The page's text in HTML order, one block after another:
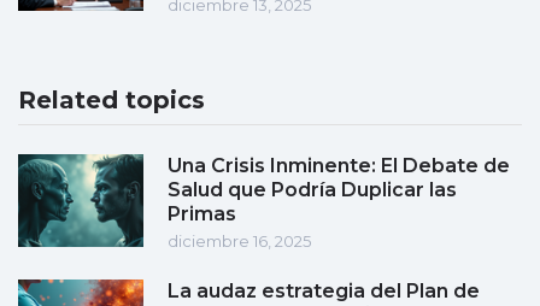
diciembre 13, 2025
Related topics
Una Crisis Inminente: El Debate de
Salud que Podría Duplicar las
Primas
diciembre 16, 2025
La audaz estrategia del Plan de